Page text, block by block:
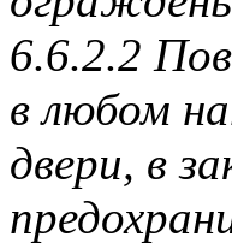
6.6.2.2
в любом
двери, в